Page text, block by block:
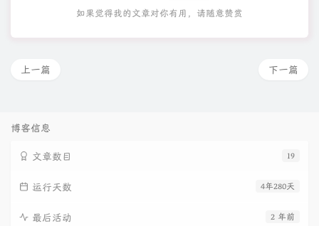
如果觉得我的文章对你有用，请随意赞赏
下一篇
上一篇
博客信息
19
文章数目
4年280天
运行天数
2 年前
最后活动